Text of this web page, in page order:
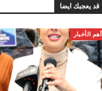
قد يعجبك ايضا
أهم الأخبار